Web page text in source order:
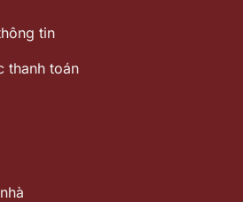
tin
thanh toán